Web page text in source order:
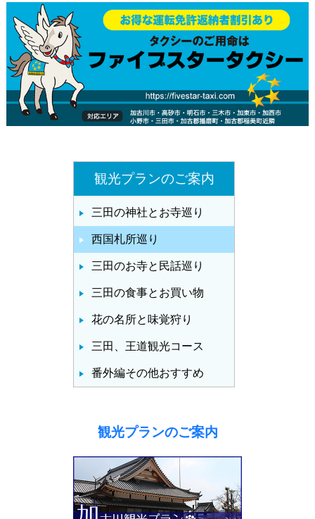
観光プランのご案内
三田の神社とお寺巡り
西国札所巡り
三田のお寺と民話巡り
三田の食事とお買い物
花の名所と味覚狩り
三田、王道観光コース
番外編その他おすすめ
観光プランのご案内